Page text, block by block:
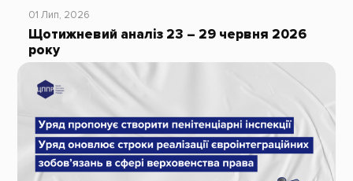
01 Лип, 2026
Щотижневий аналіз 23 – 29 червня 2026
року